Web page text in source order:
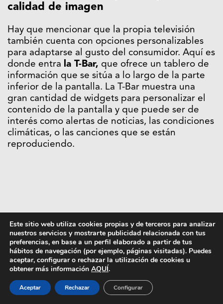
calidad de imagen
Hay que mencionar que la propia televisión
también cuenta con opciones personalizables
para adaptarse al gusto del consumidor. Aquí es
donde entra la T-Bar, que ofrece un tablero de
información que se sitúa a lo largo de la parte
inferior de la pantalla. La T-Bar muestra una
gran cantidad de widgets para personalizar el
contenido de la pantalla y que puede ser de
interés como alertas de noticias, las condiciones
climáticas, o las canciones que se están
reproduciendo.
Este sitio web utiliza cookies propias y de terceros para analizar
nuestros servicios y mostrarte publicidad relacionada con tus
preferencias, en base a un perfil elaborado a partir de tus
hábitos de navegación (por ejemplo, páginas visitadas). Puedes
aceptar, configurar o rechazar la utilización de cookies u
obtener más información AQUÍ.
Aceptar Rechazar Configurar